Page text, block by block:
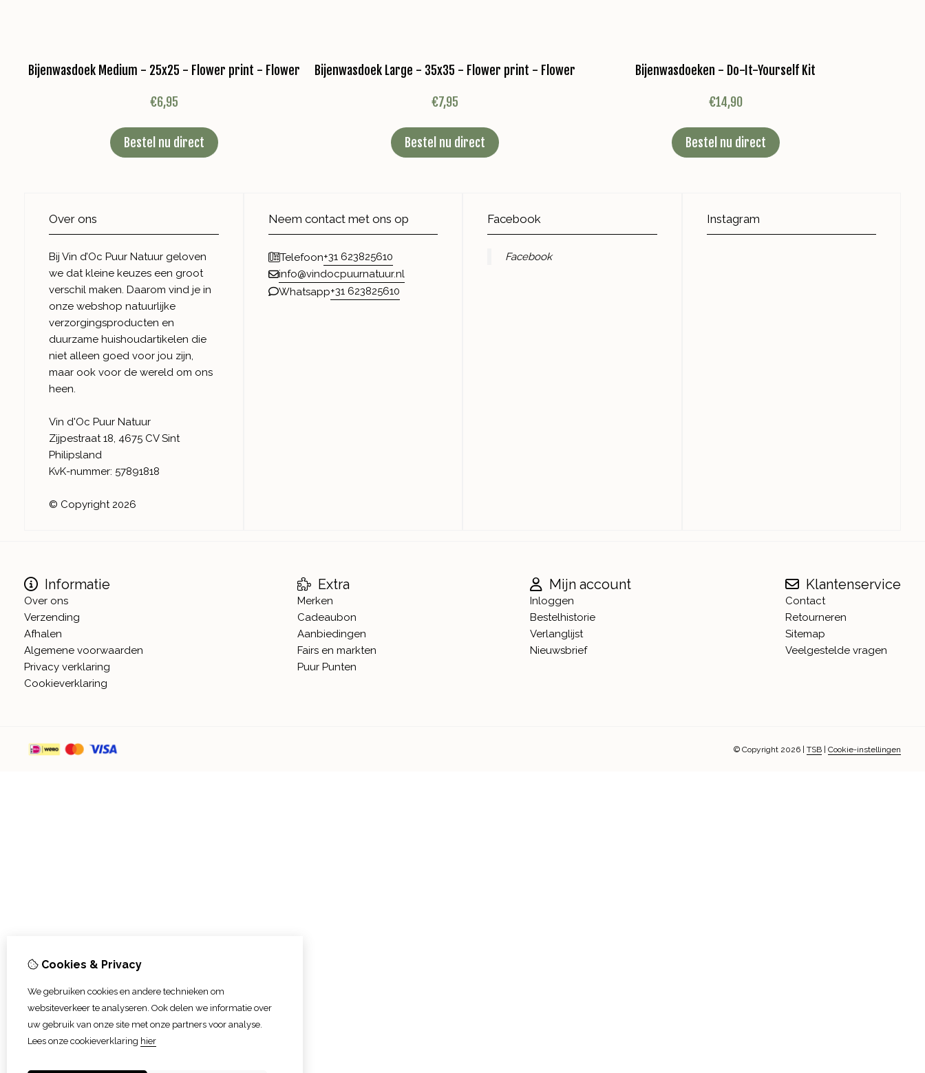
Bijenwasdoek Medium - 25x25 - Flower print - Flower
€6,95
Bestel nu direct
Bijenwasdoek Large - 35x35 - Flower print - Flower
€7,95
Bestel nu direct
Bijenwasdoeken - Do-It-Yourself Kit
€14,90
Bestel nu direct
Over ons
Bij Vin d’Oc Puur Natuur geloven
we dat kleine keuzes een groot
verschil maken. Daarom vind je in
onze webshop natuurlijke
verzorgingsproducten en
duurzame huishoudartikelen die
niet alleen goed voor jou zijn,
maar ook voor de wereld om ons
heen.
Vin d'Oc Puur Natuur
Zijpestraat 18, 4675 CV Sint
Philipsland
KvK-nummer: 57891818
© Copyright 2026
Neem contact met ons op
Telefoon+31 623825610
info@vindocpuurnatuur.nl
Whatsapp+31 623825610
Facebook
Facebook
Instagram
Informatie
Over ons
Verzending
Afhalen
Algemene voorwaarden
Privacy verklaring
Cookieverklaring
Extra
Merken
Cadeaubon
Aanbiedingen
Fairs en markten
Puur Punten
Mijn account
Inloggen
Bestelhistorie
Verlanglijst
Nieuwsbrief
Klantenservice
Contact
Retourneren
Sitemap
Veelgestelde vragen
© Copyright 2026 | TSB | Cookie-instellingen
Cookies & Privacy
We gebruiken cookies en andere technieken om
websiteverkeer te analyseren. Ook delen we informatie over
uw gebruik van onze site met onze partners voor analyse.
Lees onze cookieverklaring hier